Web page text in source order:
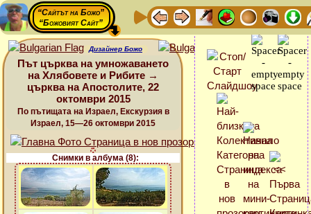
“Сайтът на Божо”
“Божовият Сайт”
Дизайнер Божо
Път църква на умножаването
на Хлябовете и Рибите →
църква на Апостолите, 22
октомври 2015
По пътищата на Израел, Екскурзия в
Израел, 15—26 октомври 2015
Снимки в албума (8):